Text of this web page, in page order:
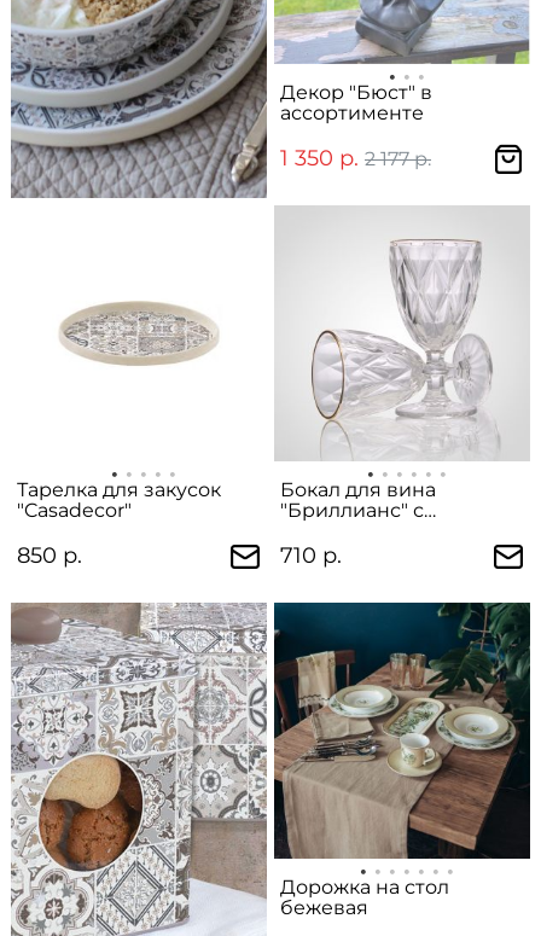
Декор "Бюст" в
ассортименте
1 350 р. 2 177 р.
Тарелка для закусок
"Casadecor"
850 р.
Бокал для вина
"Бриллианс" с
710 р.
Дорожка на стол
бежевая